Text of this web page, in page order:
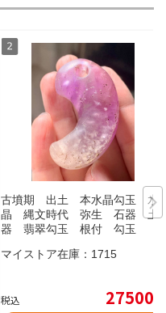
古墳期 出土 本水晶勾玉 水
晶 縄文時代 弥生 石器 土
器 翡翠勾玉 根付 勾玉
マイストア在庫： 1715
税込 27500